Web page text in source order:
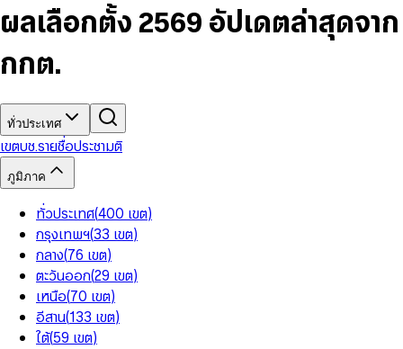
7
8
5
6
8
9
6
7
9
5
6
8
9
9
ผลเลือกตั้ง 2569 อัปเดตล่าสุดจาก
กกต.
ทั่วประเทศ
เขตบช.รายชื่อประชามติ
ภูมิภาค
ทั่วประเทศ(400 เขต)
กรุงเทพฯ(33 เขต)
กลาง(76 เขต)
ตะวันออก(29 เขต)
เหนือ(70 เขต)
อีสาน(133 เขต)
ใต้(59 เขต)